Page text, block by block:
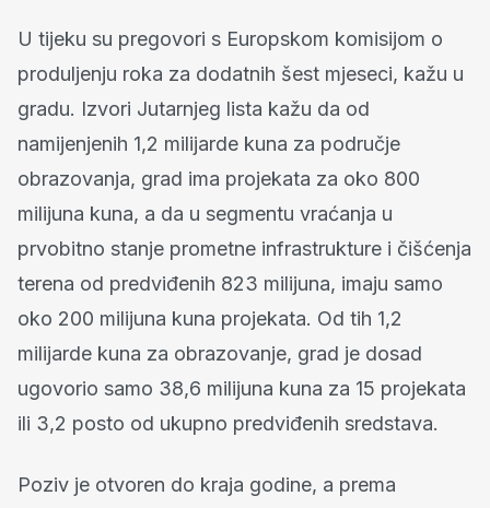
U tijeku su pregovori s Europskom komisijom o
produljenju roka za dodatnih šest mjeseci, kažu u
gradu. Izvori Jutarnjeg lista kažu da od
namijenjenih 1,2 milijarde kuna za područje
obrazovanja, grad ima projekata za oko 800
milijuna kuna, a da u segmentu vraćanja u
prvobitno stanje prometne infrastrukture i čišćenja
terena od predviđenih 823 milijuna, imaju samo
oko 200 milijuna kuna projekata. Od tih 1,2
milijarde kuna za obrazovanje, grad je dosad
ugovorio samo 38,6 milijuna kuna za 15 projekata
ili 3,2 posto od ukupno predviđenih sredstava.
Poziv je otvoren do kraja godine, a prema